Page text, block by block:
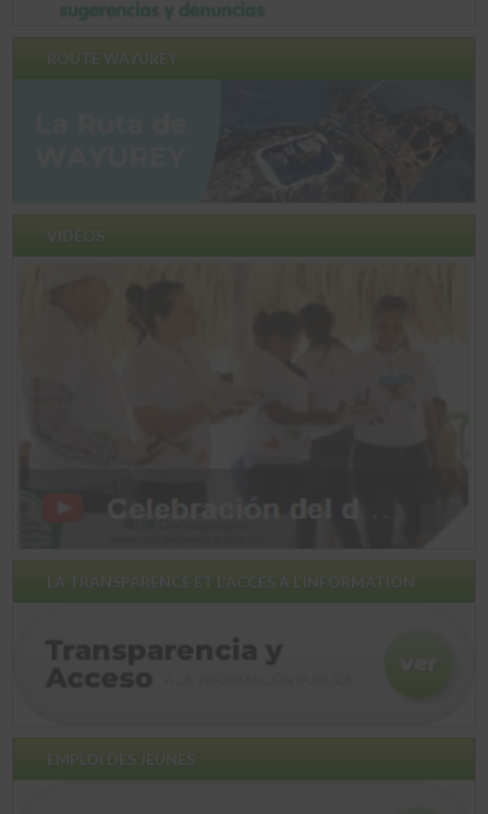
ROUTE WAYUREY
VIDÉOS
LA TRANSPARENCE ET L'ACCÈS À L'INFORMATION
EMPLOI DES JEUNES